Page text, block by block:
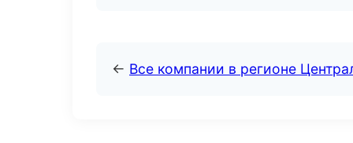
← Все компании в регионе